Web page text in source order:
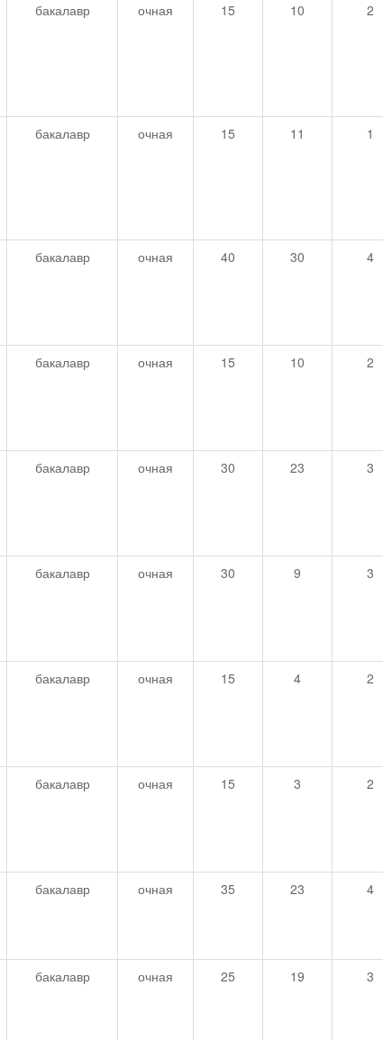
бакалавр очная 15 10 2
бакалавр очная 15 11 1
бакалавр очная 40 30 4
бакалавр очная 15 10 2
бакалавр очная 30 23 3
бакалавр очная 30 9 3
бакалавр очная 15 4 2
бакалавр очная 15 3 2
бакалавр очная 35 23 4
бакалавр очная 25 19 3